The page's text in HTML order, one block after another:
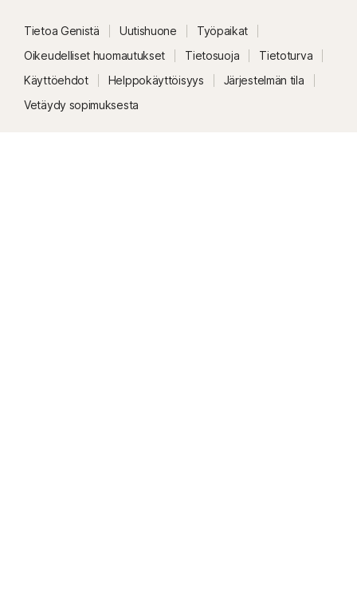
Tietoa Genistä Uutishuone
Työpaikat
Oikeudelliset huomautukset
Tietosuoja
Tietoturva
Käyttöehdot
Helppokäyttöisyys
Järjestelmän tila
Vetäydy sopimuksesta